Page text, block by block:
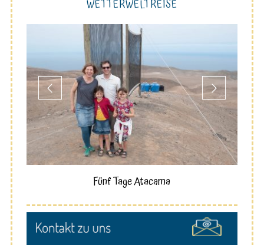
WETTERWELTREISE
Fünf Tage Atacama